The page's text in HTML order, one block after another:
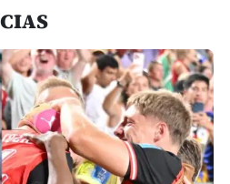
el alto el fuego
inesperado revés
de Salón
Casa Blanca